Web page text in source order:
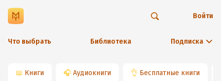
Что выбрать Библиотека Подписка
Войти
📖 Книги 🎧 Аудиокниги 👌 Бесплатные книги